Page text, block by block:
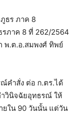
ธร ภาค 8
ภาค 8 ที่ 262/2564
พ.ต.อ.สมพงศ์ ทิพย์
คำสั่ง ต่อ ก.ตร.ได้
ำวินิจฉัยอุทธรณ์ ให้
ยใน 90 วันนั้น แต่วัน